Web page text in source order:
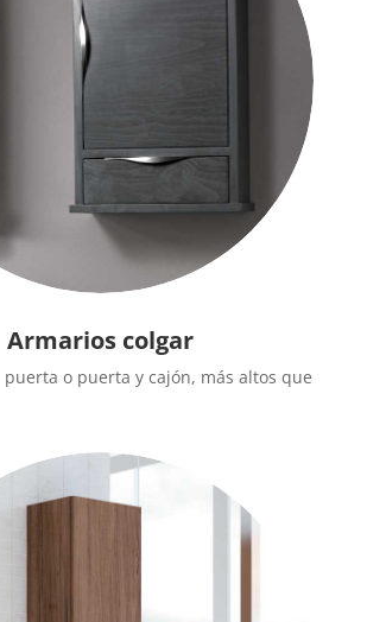
Armarios colgar
o puerta y cajón, más altos que